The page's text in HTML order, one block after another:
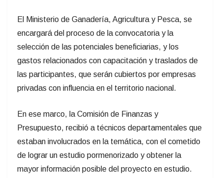
El Ministerio de Ganadería, Agricultura y Pesca, se
encargará del proceso de la convocatoria y la
selección de las potenciales beneficiarias, y los
gastos relacionados con capacitación y traslados de
las participantes, que serán cubiertos por empresas
privadas con influencia en el territorio nacional.
En ese marco, la Comisión de Finanzas y
Presupuesto, recibió a técnicos departamentales que
estaban involucrados en la temática, con el cometido
de lograr un estudio pormenorizado y obtener la
mayor información posible del proyecto en estudio.